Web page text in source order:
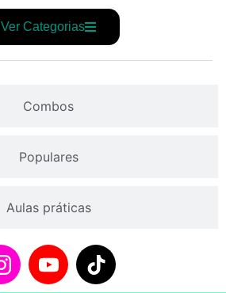
Combos
Populares
Aulas práticas
Ver Categorias